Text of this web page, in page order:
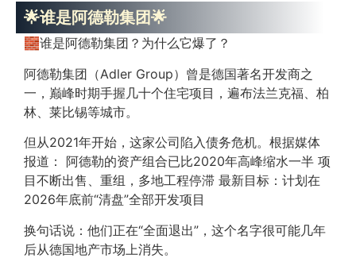
🌟谁是阿德勒集团🌟
🧱谁是阿德勒集团？为什么它爆了？
阿德勒集团（Adler Group）曾是德国著名开发商之
一，巅峰时期手握几十个住宅项目，遍布法兰克福、柏
林、莱比锡等城市。
但从2021年开始，这家公司陷入债务危机。根据媒体
报道： 阿德勒的资产组合已比2020年高峰缩水一半 项
目不断出售、重组，多地工程停滞 最新目标：计划在
2026年底前“清盘”全部开发项目
换句话说：他们正在“全面退出”，这个名字很可能几年
后从德国地产市场上消失。